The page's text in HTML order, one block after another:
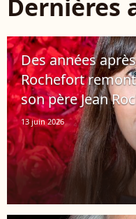
Dernières
Des années
Rochefort
son père Jean
13 juin 2026